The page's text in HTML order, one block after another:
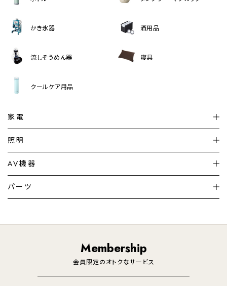
かき氷器 酒用品
流しそうめん器 寝具
クールケア用品
家電
加湿器・空気清浄機
暖房機 掃除機
調理家電 生活家電
照明
シーリングライト
デスクライト
AV機器
テレビ
パーツ
Membership
会員限定のオトクなサービス